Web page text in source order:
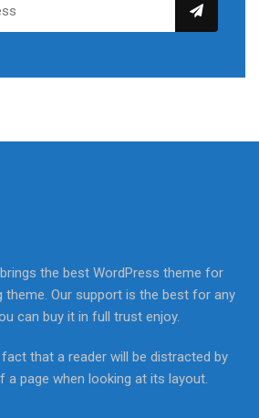
the best WordPress theme for
theme. Our support is the best for any
can buy it in full trust enjoy.
that a reader will be distracted by
a page when looking at its layout.